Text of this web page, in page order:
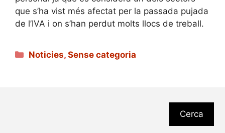
que s’ha vist més afectat per la passada pujada
de l’IVA i on s’han perdut molts llocs de treball.
Categories
Noticies,Sense categoria
Cerca